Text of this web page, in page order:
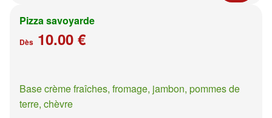
Pizza savoyarde
Dès 10.00 €
Base crème fraîches, fromage, jambon, pommes de
terre, chèvre